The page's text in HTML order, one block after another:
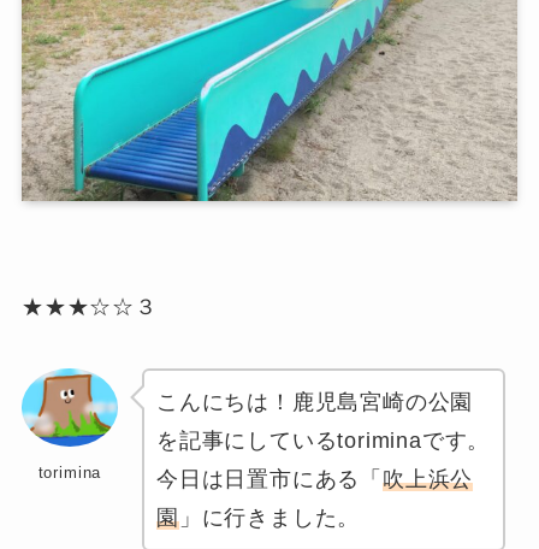
★★★☆☆３
torimina
こんにちは！鹿児島宮崎の公園
を記事にしているtoriminaです。
今日は日置市にある「 吹上浜公
園」に行きました。